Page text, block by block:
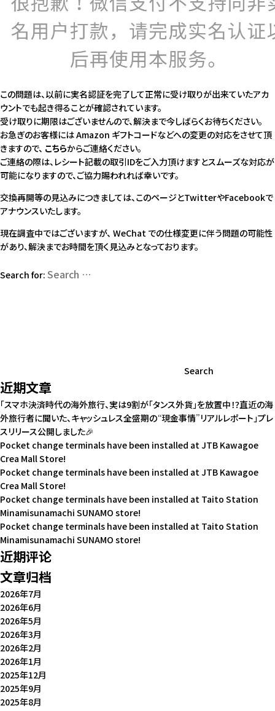
この問題は、以前に実名認証を完了して正常に受け取りが出来ていたアカ
ウントでも起き得ることが確認されています。
受け取りに期限はございませんので、解決まで今しばらくお待ちください。
お急ぎのお客様には Amazon ギフトコードなどへの変更の対応をさせて頂
きますので、 こちらからご連絡ください。
ご連絡の際は、レシート記載の取引IDをご入力頂けますとスムーズな対応が
可能になりますので、ご協力賜われれば幸いです。
交換再開等の見込みにつきましては、このページとTwitterやFacebookで
アナウンスいたします。
現在調査中ではございますが、 WeChat での仕様変更に伴う問題の可能性
があり、解決までお時間を頂く見込みとなっております。
Search for:
Search
近期文章
「スマホ決済時代の海外旅行、実は9割が「タンス外貨」を放置中！？直近の海
外旅行者に聞いた、キャッシュレス全盛期の“現金事情”リアルレポート」プレ
スリリース公開しました🎉
Pocket change terminals have been installed at JTB Kawagoe
Crea Mall Store!
Pocket change terminals have been installed at JTB Kawagoe
Crea Mall Store!
Pocket change terminals have been installed at Taito Station
Minamisunamachi SUNAMO store!
Pocket change terminals have been installed at Taito Station
Minamisunamachi SUNAMO store!
近期评论
文章归档
2026年7月
2026年6月
2026年5月
2026年3月
2026年2月
2026年1月
2025年12月
2025年9月
2025年8月